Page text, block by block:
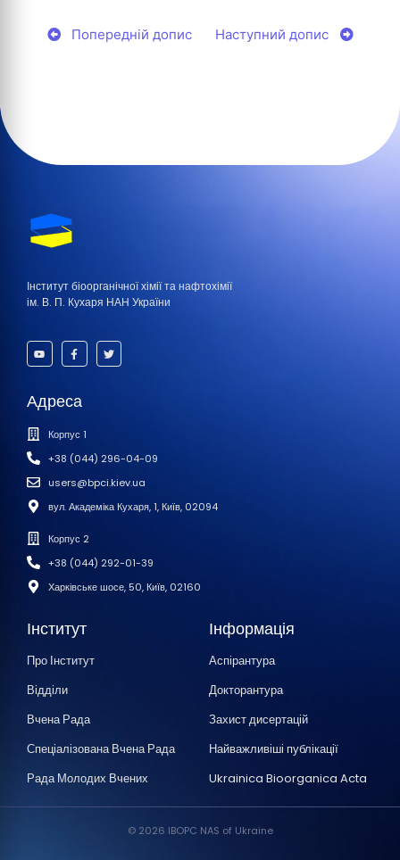
Попередній допис Наступний допис
Інститут біоорганічної хімії та нафтохімії
ім. В. П. Кухаря НАН України
Адреса
Корпус 1
+38 (044) 296-04-09
users@bpci.kiev.ua
вул. Академіка Кухаря, 1, Київ, 02094
Корпус 2
+38 (044) 292-01-39
Харківське шосе, 50, Київ, 02160
Інститут
Про Інститут
Відділи
Вчена Рада
Спеціалізована Вчена Рада
Рада Молодих Вчених
Інформація
Аспірантура
Докторантура
Захист дисертацій
Найважливіші публікації
Ukrainica Bioorganica Acta
© 2026 IBOPC NAS of Ukraine